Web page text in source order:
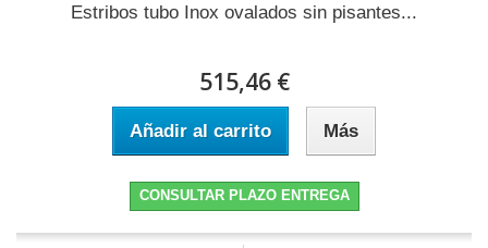
Estribos tubo Inox ovalados sin pisantes...
515,46 €
Añadir al carrito Más
CONSULTAR PLAZO ENTREGA